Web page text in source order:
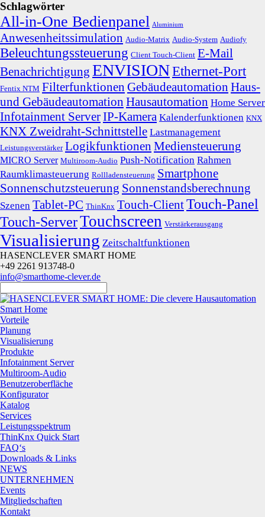
Schlagwörter
All-in-One Bedienpanel Aluminium
Anwesenheitssimulation Audio-Matrix Audio-System Audiofy
Beleuchtungssteuerung Client Touch-Client E-Mail
Benachrichtigung ENVISIONEthernet-Port
Fentix NTM Filterfunktionen Gebäudeautomation Haus-
und Gebäudeautomation Hausautomation Home Server
Infotainment ServerIP-Kamera Kalenderfunktionen KNX
KNX Zweidraht-Schnittstelle Lastmanagement
Leistungsverstärker Logikfunktionen Mediensteuerung
MICRO Server Multiroom-Audio Push-Notification Rahmen
Raumklimasteuerung Rollladensteuerung Smartphone
Sonnenschutzsteuerung Sonnenstandsberechnung
Szenen Tablet-PC ThinKnx Touch-ClientTouch-Panel
Touch-ServerTouchscreen Verstärkerausgang
Visualisierung Zeitschaltfunktionen
HASENCLEVER SMART HOME
+49 2261 913748-0
info@smarthome-clever.de
Smart Home
Vorteile
Planung
Visualisierung
Produkte
Infotainment Server
Multiroom-Audio
Benutzeroberfläche
Konfigurator
Katalog
Services
Leistungsspektrum
ThinKnx Quick Start
FAQ‘s
Downloads & Links
NEWS
UNTERNEHMEN
Events
Mitgliedschaften
Kontakt